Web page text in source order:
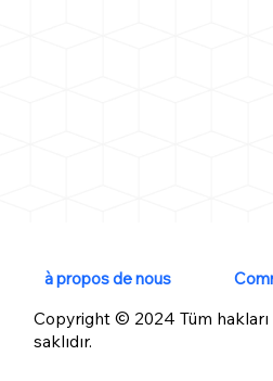
à propos de nous
Copyright © 2024 Tüm hakları
saklıdır.